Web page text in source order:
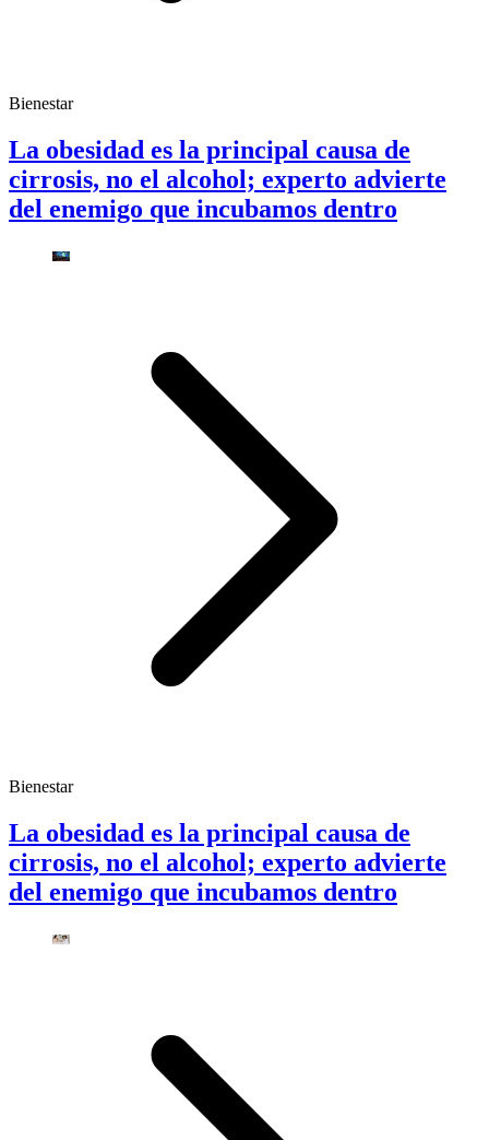
Bienestar
La obesidad es la principal causa de
cirrosis, no el alcohol; experto advierte
del enemigo que incubamos dentro
Bienestar
La obesidad es la principal causa de
cirrosis, no el alcohol; experto advierte
del enemigo que incubamos dentro